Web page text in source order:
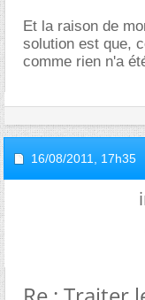
Et la raison de
solution est que,
comme rien n'a
16/08/2011, 17h35